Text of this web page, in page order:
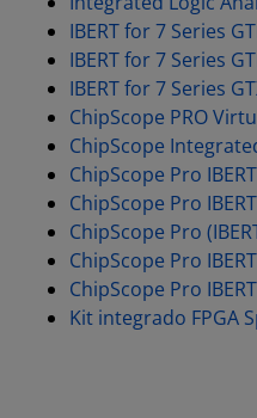
IBERT for 7 Series
IBERT for 7 Series
IBERT for 7 Series
ChipScope PRO
ChipScope
ChipScope Pro
ChipScope Pro
ChipScope Pro
ChipScope Pro
ChipScope Pro
Kit integrado FPGA